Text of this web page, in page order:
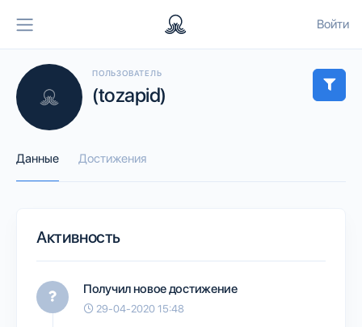
Войти
ПОЛЬЗОВАТЕЛЬ
(tozapid)
Данные Достижения
Активность
Получил новое достижение
29-04-2020 15:48